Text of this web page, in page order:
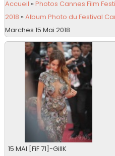
Accueil »Photos Cannes Film
2018 »Album Photo du Festival
Marches 15 Mai 2018
15 MAI [FiF 71]-GillK